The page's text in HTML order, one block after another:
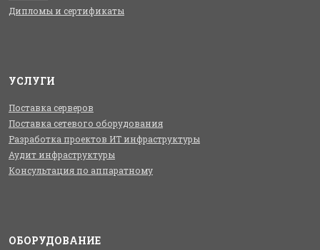
Дипломы и сертификаты
УСЛУГИ
Поставка серверов
Поставка сетевого оборудования
Разработка проектов ИТ инфраструктуры
Аудит инфраструктуры
Консультация по аппаратному
ОБОРУДОВАНИЕ